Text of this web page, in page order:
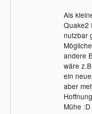
Als
Quake2
nutzbar
andere
wäre
ein
aber
Mühe :D